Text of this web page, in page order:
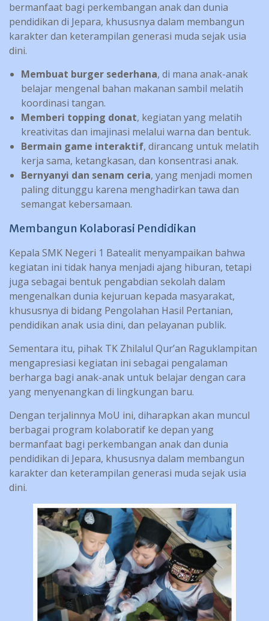
bermanfaat bagi perkembangan anak dan dunia
pendidikan di Jepara, khususnya dalam membangun
karakter dan keterampilan generasi muda sejak usia
dini.
Membuat burger sederhana, di mana anak-anak
belajar mengenal bahan makanan sambil melatih
koordinasi tangan.
Memberi topping donat, kegiatan yang melatih
kreativitas dan imajinasi melalui warna dan bentuk.
Bermain game interaktif, dirancang untuk melatih
kerja sama, ketangkasan, dan konsentrasi anak.
Bernyanyi dan senam ceria, yang menjadi momen
paling ditunggu karena menghadirkan tawa dan
semangat kebersamaan.
Membangun Kolaborasi Pendidikan
Kepala SMK Negeri 1 Batealit menyampaikan bahwa
kegiatan ini tidak hanya menjadi ajang hiburan, tetapi
juga sebagai bentuk pengabdian sekolah dalam
mengenalkan dunia kejuruan kepada masyarakat,
khususnya di bidang Pengolahan Hasil Pertanian,
pendidikan anak usia dini, dan pelayanan publik.
Sementara itu, pihak TK Zhilalul Qur’an Raguklampitan
mengapresiasi kegiatan ini sebagai pengalaman
berharga bagi anak-anak untuk belajar dengan cara
yang menyenangkan di lingkungan baru.
Dengan terjalinnya MoU ini, diharapkan akan muncul
berbagai program kolaboratif ke depan yang
bermanfaat bagi perkembangan anak dan dunia
pendidikan di Jepara, khususnya dalam membangun
karakter dan keterampilan generasi muda sejak usia
dini.